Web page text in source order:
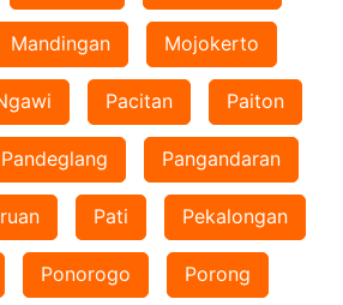
Mandingan Mojokerto
Pacitan Paiton
Pandeglang Pangandaran
Pati Pekalongan
Ponorogo Porong